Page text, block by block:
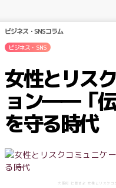
ビジネス・SNSコラム
ビジネス・SNS
女性とリス
ョン――「
を守る時代
大阪府 仁蓉まよ 女性とリスク